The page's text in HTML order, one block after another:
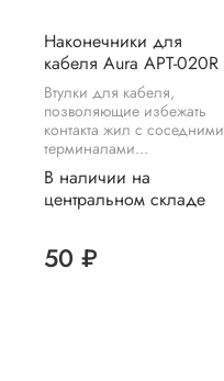
Наконечники для
кабеля Aura APT-020R
В наличии на
центральном складе
Втулки для кабеля,
позволяющие избежать
контакта жил с соседними
терминалами...
50 ₽